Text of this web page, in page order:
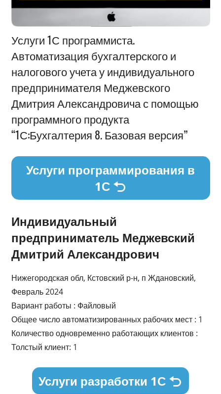
Информация
Услуги 1С программиста.
Автоматизация бухгалтерского и
налогового учета у индивидуального
предпринимателя Меджевского
Дмитрия Александровича с помощью
программного продукта
“1С:Бухгалтерия 8. Базовая версия”
Услуги программирования в
1С
Индивидуальный
предприниматель Меджевский
Дмитрий Александрович
Нижегородская обл, Кстовский р-н, п Ждановский,
Февраль 2024
Вариант работы : Файловый
Общее число автоматизированных рабочих мест : 1
Количество одновременно работающих клиентов :
Толстый клиент: 1
Услуги разработки 1С